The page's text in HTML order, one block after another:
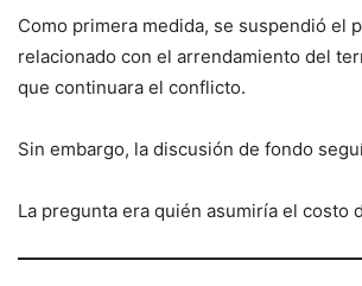
Como primera medida, se suspendió el
relacionado con el arrendamiento del
que continuara el conflicto.
Sin embargo, la discusión de fondo
La pregunta era quién asumiría el costo